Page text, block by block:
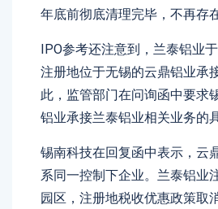
年底前彻底清理完毕，不再存
IPO参考还注意到，兰泰铝业
注册地位于无锡的云鼎铝业承
此，监管部门在问询函中要求
铝业承接兰泰铝业相关业务的
锡南科技在回复函中表示，云
系同一控制下企业。兰泰铝业
园区，注册地税收优惠政策取